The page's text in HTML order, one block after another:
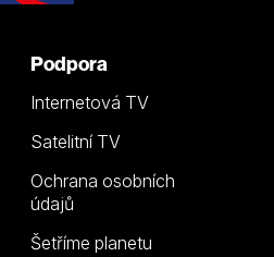
Podpora
Internetová TV
Satelitní TV
Ochrana osobních
údajů
Šetříme planetu